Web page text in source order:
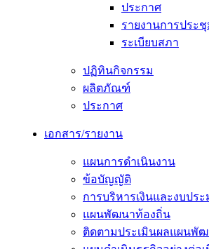
ประกาศ
รายงานการประชุ
ระเบียบสภา
ปฏิทินกิจกรรม
ผลิตภัณฑ์
ประกาศ
เอกสาร/รายงาน
แผนการดำเนินงาน
ข้อบัญญัติ
การบริหารเงินและงบปร
แผนพัฒนาท้องถิ่น
ติดตามประเมินผลแผนพั